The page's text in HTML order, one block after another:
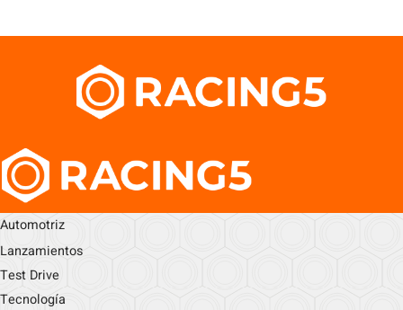
Automotriz
Lanzamientos
Test Drive
Tecnología